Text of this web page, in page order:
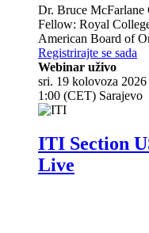
Dr. Bruce McFarlane
Fellow: Royal
American Board of
Registrirajte se sada
Webinar uživo
sri. 19 kolovoza 2026
1:00 (CET) Sarajevo
ITI Section
Live